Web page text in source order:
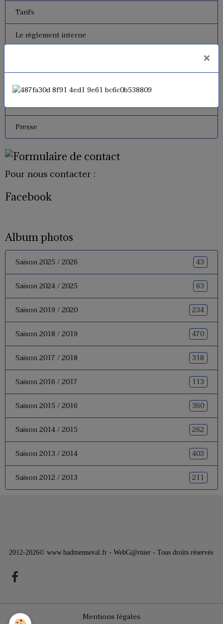
Tarifs
Le règlement interne
Presse
Pour nous contacter :
Facebook
Album photos
Saison 2025 / 2026 43
Saison 2024 / 2025 63
Saison 2019 / 2020 234
Saison 2018 / 2019 470
Saison 2017 / 2018 318
Saison 2016 / 2017 113
Saison 2015 / 2016 360
Saison 2014 / 2015 262
Saison 2013 / 2014 403
Saison 2012 / 2013 211
2012-2026© www.badmenneval.fr - WebG@rnier - Tous droits réservés
Mentions légales
×